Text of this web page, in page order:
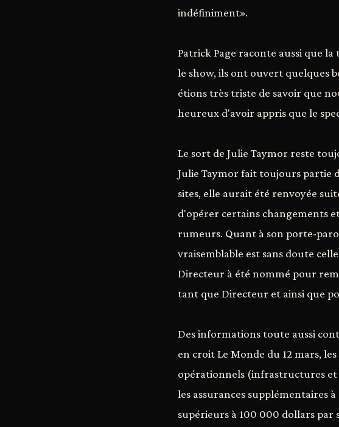
indéfiniment».
Patrick Page raconte aussi que
le show, ils ont ouvert quelques
étions très triste de savoir que
heureux d'avoir appris que le
Le sort de Julie Taymor reste
Julie Taymor fait toujours partie
sites, elle aurait été renvoyée
d'opérer certains changements
rumeurs. Quant à son porte-
vraisemblable est sans doute
Directeur à été nommé pour
tant que Directeur et ainsi que
Des informations toute aussi
en croit Le Monde du 12 mars,
opérationnels (infrastructures et
les assurances supplémentaires
supérieurs à 100 000 dollars par